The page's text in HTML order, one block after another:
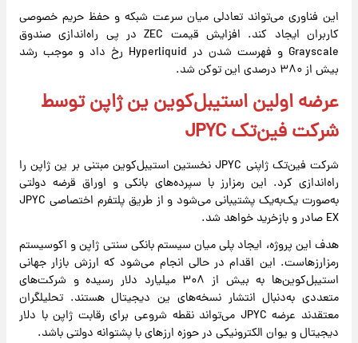
این فناوری می‌تواند تعادلی میان سرعت شبکه و حفظ حریم خصوصی
کاربران ایجاد کند. افزایش قیمت ZEC در پی راه‌اندازی صندوق
Grayscale و فهرست شدن در Hyperliquid رخ داد و موجب رشد
بیش از ۳۸۰ درصدی این توکن شد.
عرضه اولین استیبل‌کوین ین ژاپن توسط
شرکت فین‌تک JPYC
شرکت فین‌تک ژاپنی JPYC نخستین استیبل‌کوین مبتنی بر ین ژاپن را
راه‌اندازی کرد. این رمزارز با سپرده‌های بانکی و اوراق قرضه دولتی
به‌صورت یک‌به‌یک پشتیبانی می‌شود و از طریق پلتفرم اختصاصی JPYC
EX صادر و بازخرید خواهد شد.
هدف این پروژه، ایجاد پلی میان سیستم بانکی سنتی ژاپن و اکوسیستم
رمزارزهاست. این اقدام در حالی انجام می‌شود که ارزش بازار جهانی
استیبل‌کوین‌ها به بیش از ۳۰۸ میلیارد دلار رسیده و شرکت‌های
متعددی به‌دنبال انتشار نسخه‌های ین دیجیتال هستند. تحلیلگران
معتقدند عرضه JPYC می‌تواند نقطه شروعی برای رقابت ژاپن با دلار
دیجیتال و یوان الکترونیکی در حوزه ارزهای با پشتوانه دولتی باشد.